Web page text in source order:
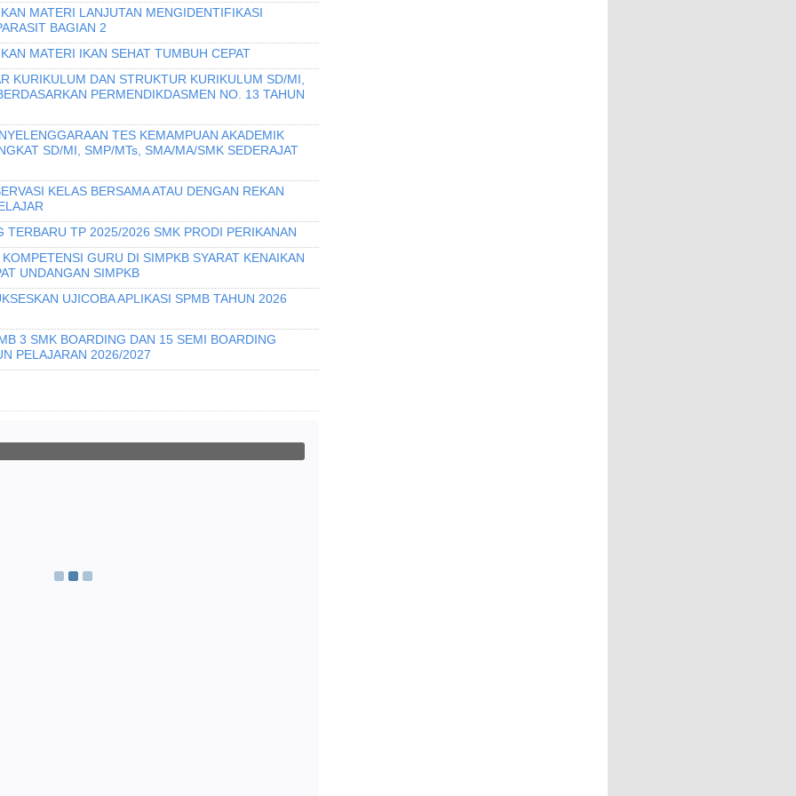
MATERI LANJUTAN MENGIDENTIFIKASI
BAGIAN 2
MATERI IKAN SEHAT TUMBUH CEPAT
KURIKULUM DAN STRUKTUR KURIKULUM SD/MI,
PERMENDIKDASMEN NO. 13 TAHUN
TES KEMAMPUAN AKADEMIK
SD/MI, SMP/MTs, SMA/MA/SMK SEDERAJAT
KELAS BERSAMA ATAU DENGAN REKAN
TERBARU TP 2025/2026 SMK PRODI PERIKANAN
GURU DI SIMPKB SYARAT KENAIKAN
UNDANGAN SIMPKB
UJICOBA APLIKASI SPMB TAHUN 2026
3 SMK BOARDING DAN 15 SEMI BOARDING
PELAJARAN 2026/2027